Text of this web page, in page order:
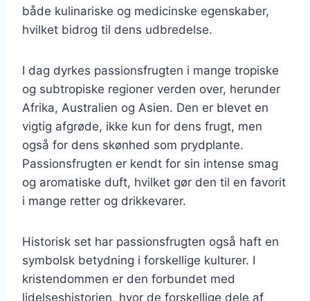
både kulinariske og medicinske egenskaber,
hvilket bidrog til dens udbredelse.
I dag dyrkes passionsfrugten i mange tropiske
og subtropiske regioner verden over, herunder
Afrika, Australien og Asien. Den er blevet en
vigtig afgrøde, ikke kun for dens frugt, men
også for dens skønhed som prydplante.
Passionsfrugten er kendt for sin intense smag
og aromatiske duft, hvilket gør den til en favorit
i mange retter og drikkevarer.
Historisk set har passionsfrugten også haft en
symbolsk betydning i forskellige kulturer. I
kristendommen er den forbundet med
lidelseshistorien, hvor de forskellige dele af